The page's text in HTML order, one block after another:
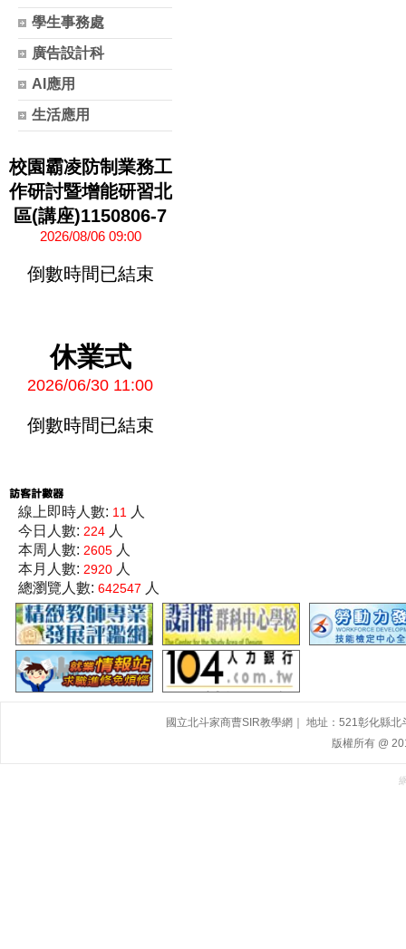
學生事務處
廣告設計科
AI應用
生活應用
校園霸凌防制業務工
作研討暨增能研習北
區(講座)1150806-7
2026/08/06 09:00
倒數時間已結束
休業式
2026/06/30 11:00
倒數時間已結束
線上即時人數: 11
人
今日人數: 224 人
本周人數: 2605 人
本月人數: 2920 人
總瀏覽人數: 642547 人
國立北斗家商曹SIR教學網｜ 地址：521彰化縣
版權所有 @